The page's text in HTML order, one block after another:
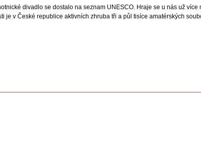
divadlo se dostalo na seznam UNESCO. Hraje se u nás už více
je v České republice aktivních zhruba tři a půl tisíce amatérských